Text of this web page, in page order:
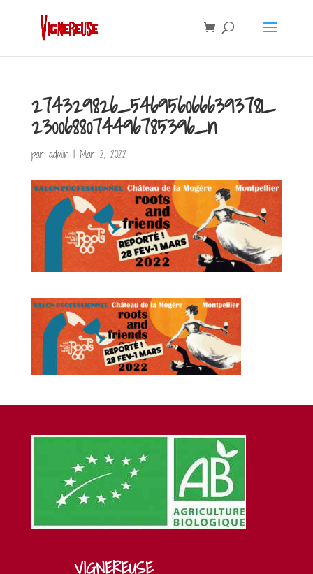
274329826_5469560666393781_
2300688074496785396_n
par admin| Mar 2, 2022
VIGNEREUSE